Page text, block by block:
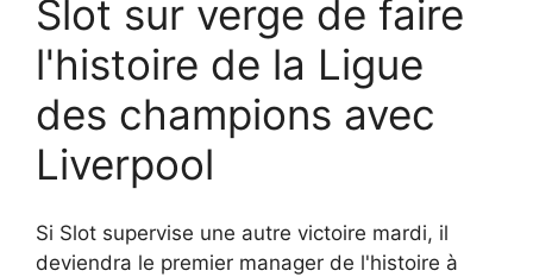
Slot sur verge de faire
l'histoire de la Ligue
des champions avec
Liverpool
Si Slot supervise une autre victoire mardi, il
deviendra le premier manager de l'histoire à